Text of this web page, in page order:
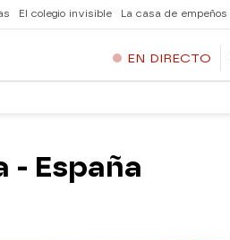
El colegio invisible La casa de empeños
EN DIRECTO
- España